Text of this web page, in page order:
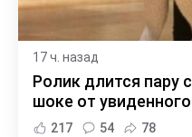
17 ч. назад
Ролик длится пару
шоке от увиденного
217 54 78